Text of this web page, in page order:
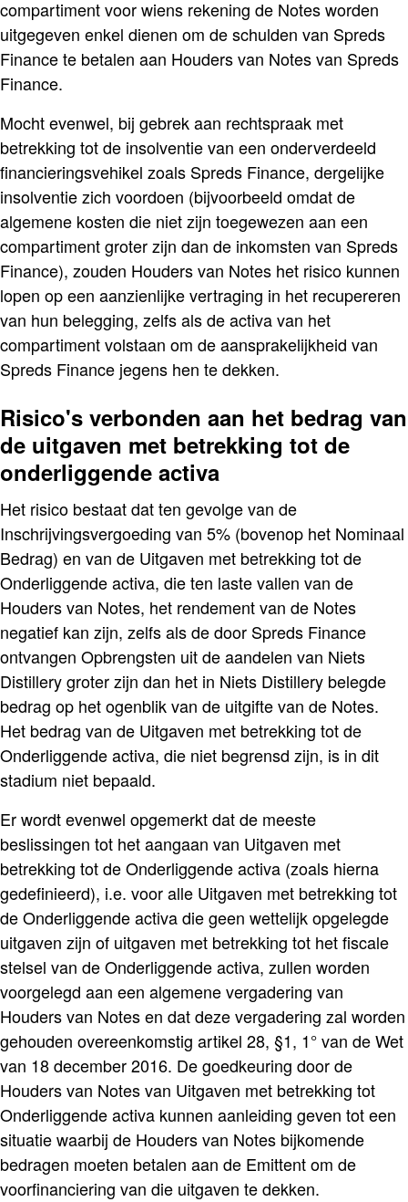
compartiment voor wiens rekening de Notes worden
uitgegeven enkel dienen om de schulden van Spreds
Finance te betalen aan Houders van Notes van Spreds
Finance.
Mocht evenwel, bij gebrek aan rechtspraak met
betrekking tot de insolventie van een onderverdeeld
financieringsvehikel zoals Spreds Finance, dergelijke
insolventie zich voordoen (bijvoorbeeld omdat de
algemene kosten die niet zijn toegewezen aan een
compartiment groter zijn dan de inkomsten van Spreds
Finance), zouden Houders van Notes het risico kunnen
lopen op een aanzienlijke vertraging in het recupereren
van hun belegging, zelfs als de activa van het
compartiment volstaan om de aansprakelijkheid van
Spreds Finance jegens hen te dekken.
Risico's verbonden aan het bedrag van
de uitgaven met betrekking tot de
onderliggende activa
Het risico bestaat dat ten gevolge van de
Inschrijvingsvergoeding van 5% (bovenop het Nominaal
Bedrag) en van de Uitgaven met betrekking tot de
Onderliggende activa, die ten laste vallen van de
Houders van Notes, het rendement van de Notes
negatief kan zijn, zelfs als de door Spreds Finance
ontvangen Opbrengsten uit de aandelen van Niets
Distillery groter zijn dan het in Niets Distillery belegde
bedrag op het ogenblik van de uitgifte van de Notes.
Het bedrag van de Uitgaven met betrekking tot de
Onderliggende activa, die niet begrensd zijn, is in dit
stadium niet bepaald.
Er wordt evenwel opgemerkt dat de meeste
beslissingen tot het aangaan van Uitgaven met
betrekking tot de Onderliggende activa (zoals hierna
gedefinieerd), i.e. voor alle Uitgaven met betrekking tot
de Onderliggende activa die geen wettelijk opgelegde
uitgaven zijn of uitgaven met betrekking tot het fiscale
stelsel van de Onderliggende activa, zullen worden
voorgelegd aan een algemene vergadering van
Houders van Notes en dat deze vergadering zal worden
gehouden overeenkomstig artikel 28, §1, 1° van de Wet
van 18 december 2016. De goedkeuring door de
Houders van Notes van Uitgaven met betrekking tot
Onderliggende activa kunnen aanleiding geven tot een
situatie waarbij de Houders van Notes bijkomende
bedragen moeten betalen aan de Emittent om de
voorfinanciering van die uitgaven te dekken.